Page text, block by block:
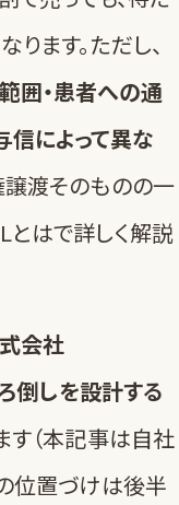
ります。ただし、
囲・患者への通
信によって異な
譲渡そのものの一
とはで詳しく解説
会社
倒しを設計する
す（本記事は自社
位置づけは後半